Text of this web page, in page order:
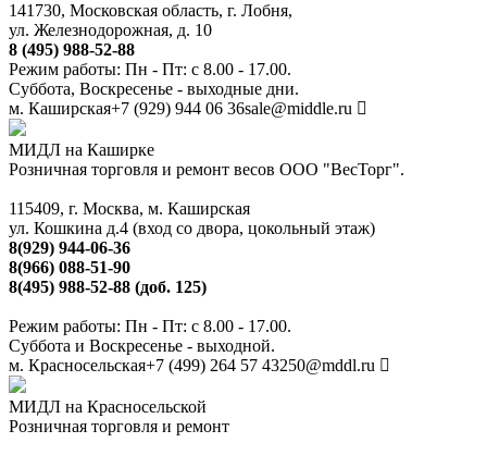
141730, Московская область, г. Лобня,
ул. Железнодорожная, д. 10
8 (495) 988-52-88
Режим работы: Пн - Пт: с 8.00 - 17.00.
Суббота, Воскресенье - выходные дни.
м. Каширская+7 (929) 944 06 36sale@middle.ru
МИДЛ на Каширке
Розничная торговля и ремонт весов ООО "ВесТорг".
115409, г. Москва, м. Каширская
ул. Кошкина д.4 (вход со двора, цокольный этаж)
8(929) 944-06-36
8(966) 088-51-90
8(495) 988-52-88 (доб. 125)
Режим работы: Пн - Пт: с 8.00 - 17.00.
Суббота и Воскресенье - выходной.
м. Красносельская+7 (499) 264 57 43250@mddl.ru
МИДЛ на Красносельской
Розничная торговля и ремонт